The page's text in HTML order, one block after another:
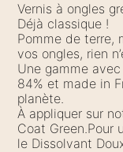
Vernis à ongles
Déjà classique !
Pomme de terre,
vos ongles, rien
Une gamme
84% et made in
planète.
À appliquer sur
Coat Green.Pour
le Dissolvant